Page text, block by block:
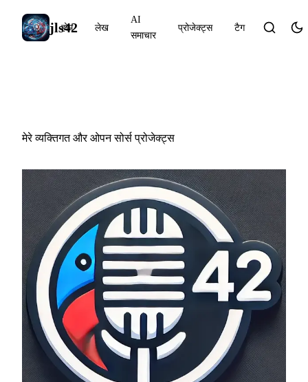
jls42
होम लेख
AI
समाचार
प्रोजेक्ट्स टैग
मेरे व्यक्तिगत और ओपन सोर्स प्रोजेक्ट्स